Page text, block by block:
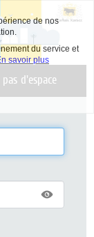
de nos
du service et
savoir plus
d'espace